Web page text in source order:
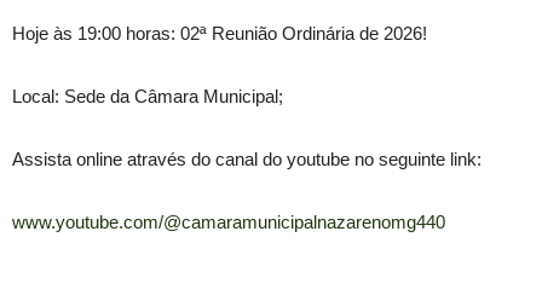
Hoje às 19:00 horas: 02ª Reunião Ordinária de 2026!
Local: Sede da Câmara Municipal;
Assista online através do canal do youtube no seguinte link:
www.youtube.com/@camaramunicipalnazarenomg440